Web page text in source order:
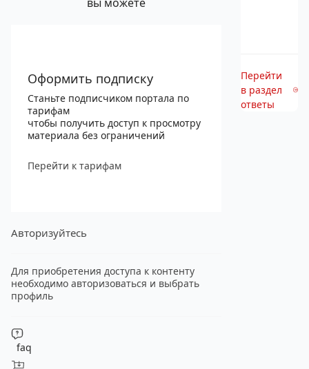
Оформить подписку
Станьте подписчиком портала по
тарифам
чтобы получить доступ к просмотру
материала без ограничений
Перейти к тарифам
Авторизуйтесь
Для приобретения доступа к контенту
необходимо авторизоваться и выбрать
профиль
faq
Перейти
в раздел
ответы